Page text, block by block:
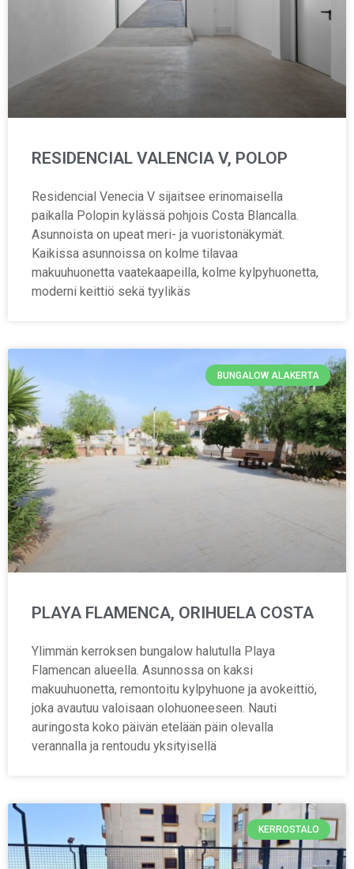
RESIDENCIAL VALENCIA V, POLOP
Residencial Venecia V sijaitsee erinomaisella
paikalla Polopin kylässä pohjois Costa Blancalla.
Asunnoista on upeat meri- ja vuoristonäkymät.
Kaikissa asunnoissa on kolme tilavaa
makuuhuonetta vaatekaapeilla, kolme kylpyhuonetta,
moderni keittiö sekä tyylikäs
BUNGALOW ALAKERTA
PLAYA FLAMENCA, ORIHUELA COSTA
Ylimmän kerroksen bungalow halutulla Playa
Flamencan alueella. Asunnossa on kaksi
makuuhuonetta, remontoitu kylpyhuone ja avokeittiö,
joka avautuu valoisaan olohuoneeseen. Nauti
auringosta koko päivän etelään päin olevalla
verannalla ja rentoudu yksityisellä
KERROSTALO